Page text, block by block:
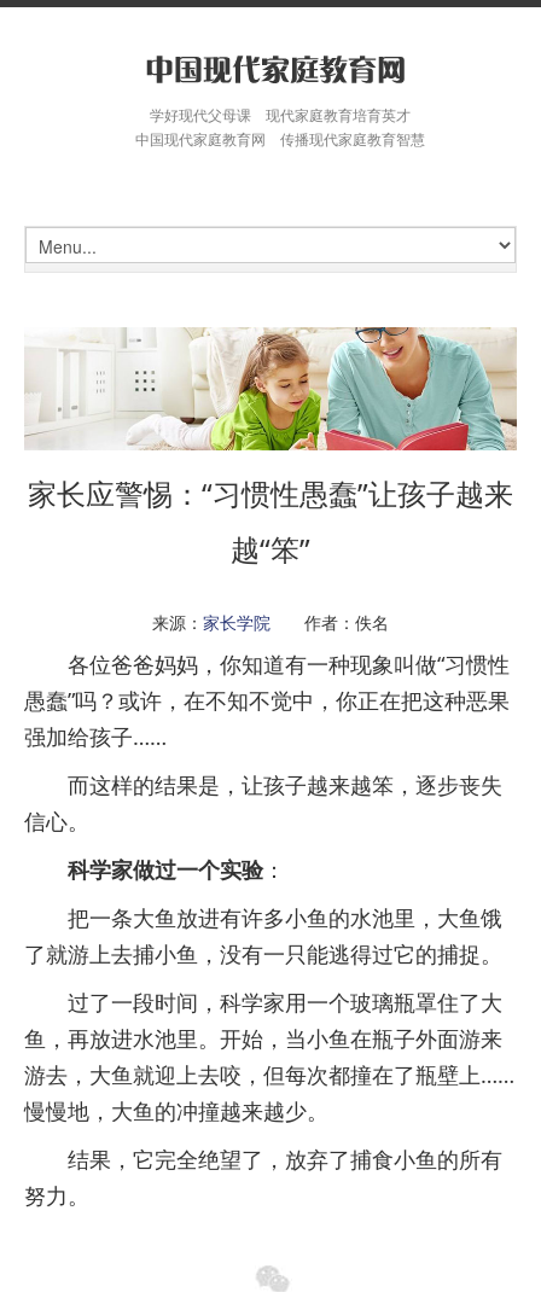
学好现代父母课 现代家庭教育培育英才
中国现代家庭教育网 传播现代家庭教育智慧
家长应警惕：“习惯性愚蠢”让孩子越来
越“笨”
来源： 家长学院 作者：佚名
各位爸爸妈妈，你知道有一种现象叫做“习惯性
愚蠢”吗？或许，在不知不觉中，你正在把这种恶果
强加给孩子……
而这样的结果是，让孩子越来越笨，逐步丧失
信心。
科学家做过一个实验：
把一条大鱼放进有许多小鱼的水池里，大鱼饿
了就游上去捕小鱼，没有一只能逃得过它的捕捉。
过了一段时间，科学家用一个玻璃瓶罩住了大
鱼，再放进水池里。开始，当小鱼在瓶子外面游来
游去，大鱼就迎上去咬，但每次都撞在了瓶壁上……
慢慢地，大鱼的冲撞越来越少。
结果，它完全绝望了，放弃了捕食小鱼的所有
努力。